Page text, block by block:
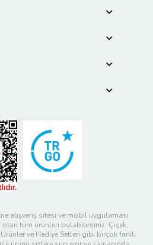
alışveriş sitesi ve mobil uygulaması
olan tüm ürünleri bulabilirsiniz. Çiçek,
ve Hediye Setleri gibi birçok farklı